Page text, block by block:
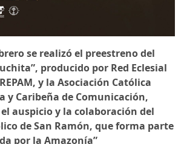
se realizó el preestreno del
producido por Red Eclesial
y la Asociación Católica
y Caribeña de Comunicación,
el auspicio y la colaboración del
de San Ramón, que forma parte
por la Amazonía”